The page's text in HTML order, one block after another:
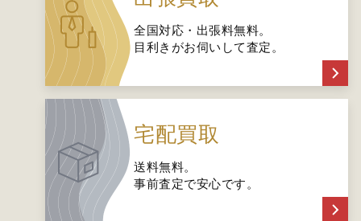
全国対応・出張料無料。
目利きがお伺いして査定。
宅配買取
送料無料。
事前査定で安心です。